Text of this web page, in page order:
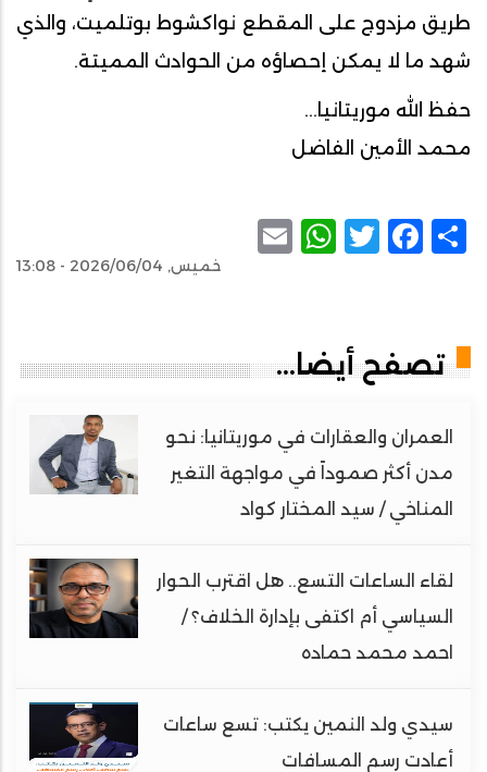
طريق مزدوج على المقطع نواكشوط بوتلميت، والذي
شهد ما لا يمكن إحصاؤه من الحوادث المميتة.
حفظ الله موريتانيا...
محمد الأمين الفاضل
Share
Facebook
Twitter
WhatsApp
خميس, 2026/06/04 - 13:08
تصفح أيضا...
العمران والعقارات في موريتانيا: نحو
مدن أكثر صموداً في مواجهة التغير
المناخي / سيد المختار كواد
لقاء الساعات التسع.. هل اقترب الحوار
السياسي أم اكتفى بإدارة الخلاف؟ /
احمد محمد حماده
سيدي ولد النمين يكتب: تسع ساعات
أعادت رسم المسافات